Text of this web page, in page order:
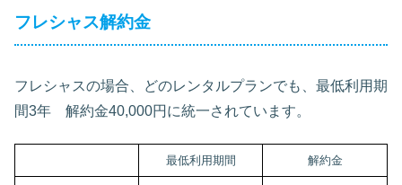
フレシャス解約金
フレシャスの場合、どのレンタルプランでも、最低利用期
間3年 解約金40,000円に統一されています。
最低利用期間 解約金